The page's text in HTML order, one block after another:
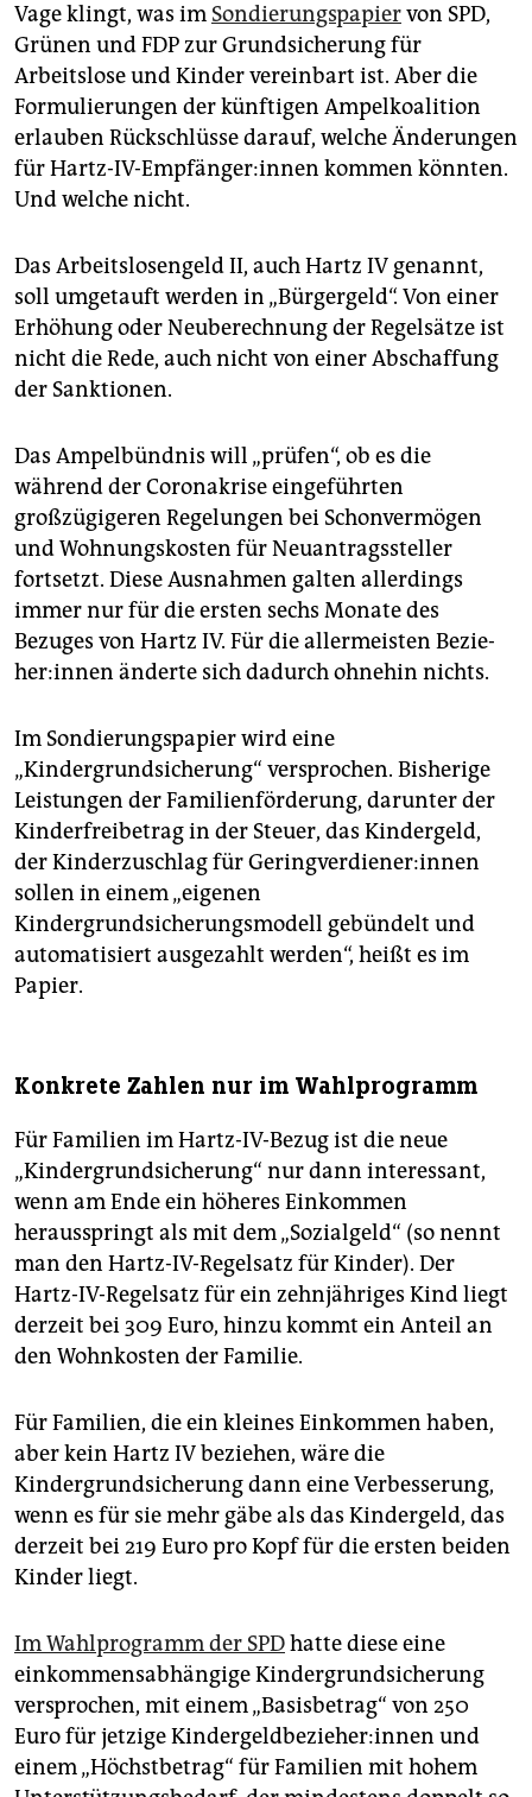
abo
genossenschaft
epaper login
Vage klingt, was im Sondierungspapiervon SPD,
Grünen und FDP zur Grundsicherung für
Arbeitslose und Kinder vereinbart ist. Aber die
Formulierungen der künftigen Ampel­koalition
erlauben Rückschlüsse darauf, welche Änderungen
für Hartz-IV-Empfänger:innen kommen könnten.
Und welche nicht.
Das Arbeitslosengeld II, auch Hartz IV genannt,
soll umgetauft werden in „Bürgergeld“. Von einer
Erhöhung oder Neuberechnung der Regelsätze ist
nicht die Rede, auch nicht von einer Abschaffung
der Sanktionen.
Das Ampelbündnis will „prüfen“, ob es die
während der Coronakrise eingeführten
großzügigeren Regelungen bei Schonvermögen
und Wohnungskosten für Neuantragssteller
fortsetzt. Diese Ausnahmen galten allerdings
immer nur für die ersten sechs Monate des
Bezuges von Hartz IV. Für die allermeisten Be­zie­
he­r:in­nen änderte sich dadurch ohnehin nichts.
Im Sondierungspapier wird eine
„Kindergrundsicherung“ versprochen. Bisherige
Leistungen der Familienförderung, darunter der
Kinderfreibetrag in der Steuer, das Kindergeld,
der Kinderzuschlag für Ge­ring­ver­die­ne­r:in­nen
sollen in einem „eigenen
Kindergrundsicherungsmodell gebündelt und
automatisiert ausgezahlt werden“, heißt es im
Papier.
Konkrete Zahlen nur im Wahlprogramm
Für Familien im Hartz-IV-Bezug ist die neue
„Kindergrundsicherung“ nur dann interessant,
wenn am Ende ein höheres Einkommen
herausspringt als mit dem „Sozialgeld“ (so nennt
man den Hartz-IV-Regelsatz für Kinder). Der
Hartz-IV-Regelsatz für ein zehnjähriges Kind liegt
derzeit bei 309 Euro, hinzu kommt ein Anteil an
den Wohnkosten der Familie.
Für Familien, die ein kleines Einkommen haben,
aber kein Hartz IV beziehen, wäre die
Kindergrundsicherung dann eine Verbesserung,
wenn es für sie mehr gäbe als das Kindergeld, das
derzeit bei 219 Euro pro Kopf für die ersten beiden
Kinder liegt.
Im Wahlprogramm der SPDhatte diese eine
einkommensabhängige Kindergrundsicherung
versprochen, mit einem „Basisbetrag“ von 250
Euro für jetzige Kin­der­geld­be­zie­he­r:in­nen und
einem „Höchstbetrag“ für Familien mit hohem